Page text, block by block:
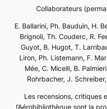
Collaborateurs
E. Ballarini, Ph. Bauduin, H.
Brignoli, Th. Couderc, R.
Guyot, B. Hugot, T.
Liron, Ph. Listemann, F.
Mée, C. Micelli, B.
Rohrbacher, J.
Les recensions, critiques
l’Aérobibliothèque sont la